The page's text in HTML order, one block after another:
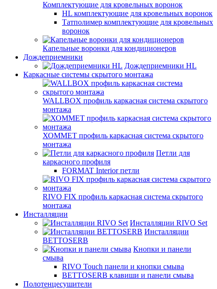
Комплектующие для кровельных воронок
HL комплектующие для кровельных воронок
Татполимер комплектующие для кровельных
воронок
Капельные воронки для кондиционеров
Дождеприемники
Дождеприемники HL
Каркасные системы скрытого монтажа
WALLBOX профиль каркасная система скрытого
монтажа
ХОММЕТ профиль каркасная система скрытого
монтажа
Петли для
каркасного профиля
FORMAT Interior петли
RIVO FIX профиль каркасная система скрытого
монтажа
Инсталляции
Инсталляции RIVO Set
Инсталляции
BETTOSERB
Кнопки и панели
смыва
RIVO Touch панели и кнопки смыва
BETTOSERB клавиши и панели смыва
Полотенцесушители